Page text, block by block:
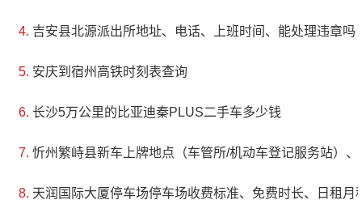
吉安县北源派出所地址、电话、上班时间、能处理违章吗
安庆到宿州高铁时刻表查询
长沙5万公里的比亚迪秦PLUS二手车多少钱
忻州繁峙县新车上牌地点（车管所/机动车登记服务站）
天润国际大厦停车场停车场收费标准、免费时长、日租月